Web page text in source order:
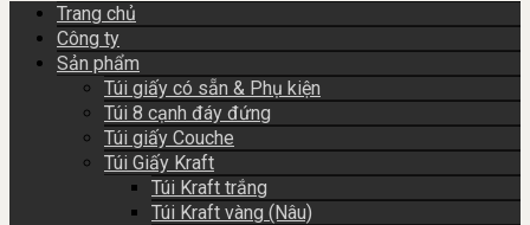
Trang chủ
Công ty
Sản phẩm
Túi giấy có sẵn & Phụ kiện
Túi 8 cạnh đáy đứng
Túi giấy Couche
Túi Giấy Kraft
Túi Kraft trắng
Túi Kraft vàng (Nâu)